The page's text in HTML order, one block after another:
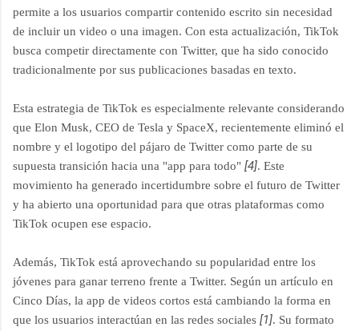
permite a los usuarios compartir contenido escrito sin necesidad
de incluir un video o una imagen. Con esta actualización, TikTok
busca competir directamente con Twitter, que ha sido conocido
tradicionalmente por sus publicaciones basadas en texto.
Esta estrategia de TikTok es especialmente relevante considerando
que Elon Musk, CEO de Tesla y SpaceX, recientemente eliminó el
nombre y el logotipo del pájaro de Twitter como parte de su
supuesta transición hacia una "app para todo" [4]. Este
movimiento ha generado incertidumbre sobre el futuro de Twitter
y ha abierto una oportunidad para que otras plataformas como
TikTok ocupen ese espacio.
Además, TikTok está aprovechando su popularidad entre los
jóvenes para ganar terreno frente a Twitter. Según un artículo en
Cinco Días, la app de videos cortos está cambiando la forma en
que los usuarios interactúan en las redes sociales [1]. Su formato